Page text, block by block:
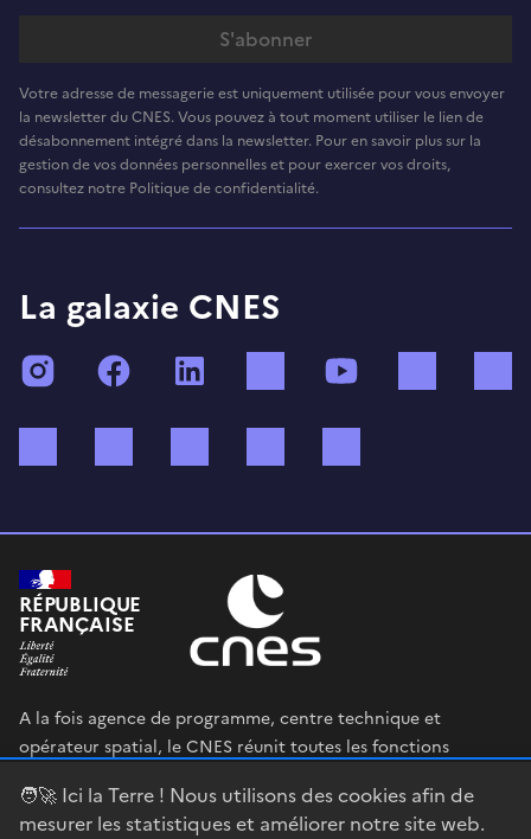
🧑‍🚀 Ici la Terre ! Nous utilisons des cookies afin de
mesurer les statistiques et améliorer notre site web.
Votre adresse de messagerie est uniquement utilisée pour vous envoyer
la newsletter du CNES. Vous pouvez à tout moment utiliser le lien de
désabonnement intégré dans la newsletter. Pour en savoir plus sur la
gestion de vos données personnelles et pour exercer vos droits,
consultez notre Politique de confidentialité.
La galaxie CNES
InstagramFacebook TikTok
RÉPUBLIQUE
FRANÇAISE
A la fois agence de programme, centre technique et
opérateur spatial, le CNES réunit toutes les fonctions
en œuvre sa stratégie spatiale.